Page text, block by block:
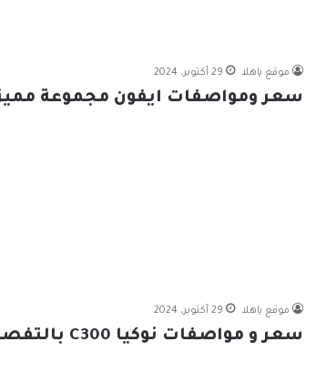
موقع ياهلا 29 أكتوبر، 2024
سعر ومواصفات ايفون مجموعة
موقع ياهلا 29 أكتوبر، 2024
سعر و مواصفات نوكيا C300 بالتفصيل